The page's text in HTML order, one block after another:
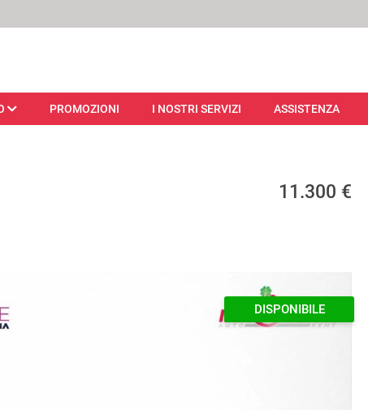
PROMOZIONI I NOSTRI SERVIZI ASSISTENZA
11.300 €
DISPONIBILE